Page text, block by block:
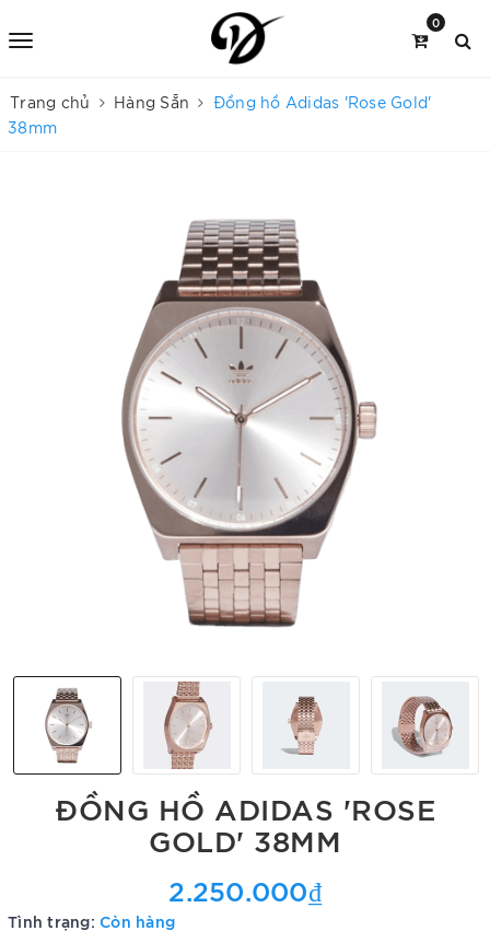
0
Trang chủ Hàng Sẵn
Đồng hồ Adidas 'Rose Gold'
38mm
ĐỒNG HỒ ADIDAS 'ROSE
GOLD' 38MM
2.250.000₫
Tình trạng: Còn hàng